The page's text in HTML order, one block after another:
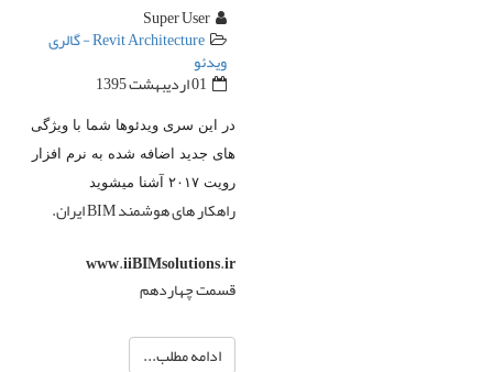
Super User
Revit Architecture - گالری
ویدئو
01 ارديبهشت 1395
در این سری ویدئوها شما با ویژگی
های جدید اضافه شده به نرم افزار
رویت ۲۰۱۷ آشنا میشوید
راهکار های هوشمند BIM ایران.
www.iiBIMsolutions.ir
قسمت چهاردهم
ادامه مطلب...